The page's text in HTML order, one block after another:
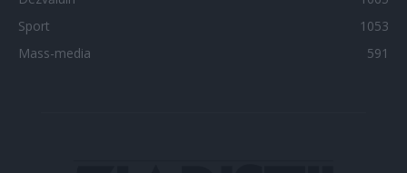
Sport
1053
Mass-media
591